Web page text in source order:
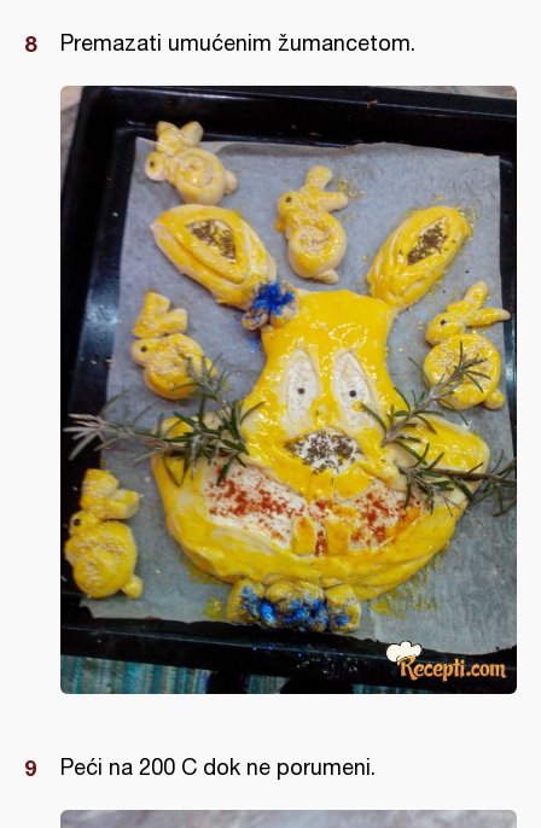
Premazati umućenim žumancetom.
Peći na 200 C dok ne porumeni.